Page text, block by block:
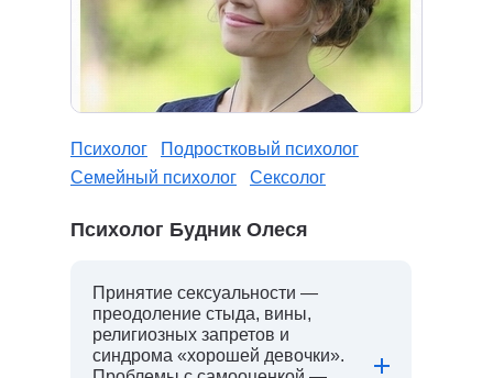
Психолог
Подростковый психолог
Семейный психолог
Сексолог
Психолог Будник Олеся
Принятие сексуальности —
преодоление стыда, вины,
религиозных запретов и
синдрома «хорошей девочки».